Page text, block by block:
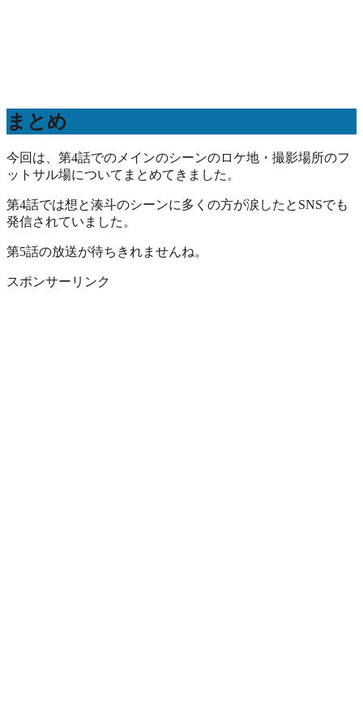
まとめ
今回は、第4話でのメインのシーンのロケ地・撮影場所のフ
ットサル場についてまとめてきました。
第4話では想と湊斗のシーンに多くの方が涙したとSNSでも
発信されていました。
第5話の放送が待ちきれませんね。
スポンサーリンク